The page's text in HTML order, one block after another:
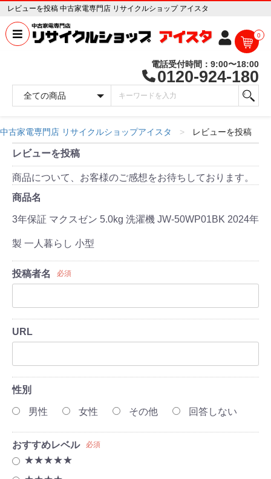
レビューを投稿 中古家電専門店 リサイクルショップ アイスタ
0
電話受付時間：9:00〜18:00
0120-924-180
中古家電専門店 リサイクルショップアイスタ レビューを投稿
レビューを投稿
商品について、お客様のご感想をお待ちしております。
商品名
3年保証 マクスゼン 5.0kg 洗濯機 JW-50WP01BK 2024年
製 一人暮らし 小型
投稿者名 必須
URL
性別
男性 女性 その他 回答しない
おすすめレベル 必須
★★★★★